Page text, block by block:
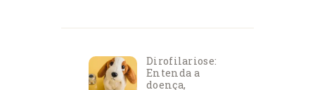
Dirofilariose:
Entenda a
doença,